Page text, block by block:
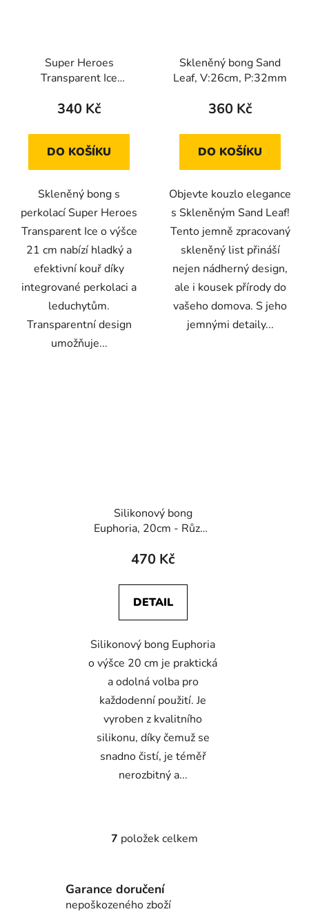
Super Heroes
Transparent Ice
perkolací, 21cm
340 Kč
DO KOŠÍKU
Skleněný bong s
perkolací Super Heroes
Transparent Ice o výšce
21 cm nabízí hladký a
efektivní kouř díky
integrované perkolaci a
leduchytům.
Transparentní design
umožňuje...
Skleněný bong Sand
Leaf, V:26cm, P:32mm
360 Kč
DO KOŠÍKU
Objevte kouzlo elegance
s Skleněným Sand Leaf!
Tento jemně zpracovaný
skleněný list přináší
nejen nádherný design,
ale i kousek přírody do
vašeho domova. S jeho
jemnými detaily...
Silikonový bong
Euphoria, 20cm - Různý
470 Kč
DETAIL
Silikonový bong Euphoria
o výšce 20 cm je praktická
a odolná volba pro
každodenní použití. Je
vyroben z kvalitního
silikonu, díky čemuž se
snadno čistí, je téměř
nerozbitný a...
O
á
d
7 položek celkem
Garance doručení
nepoškozeného zboží